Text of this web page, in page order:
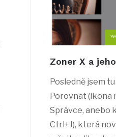
Zoner X a
Posledně jsem
Porovnat (ikona
Správce, anebo
Ctrl+J), která